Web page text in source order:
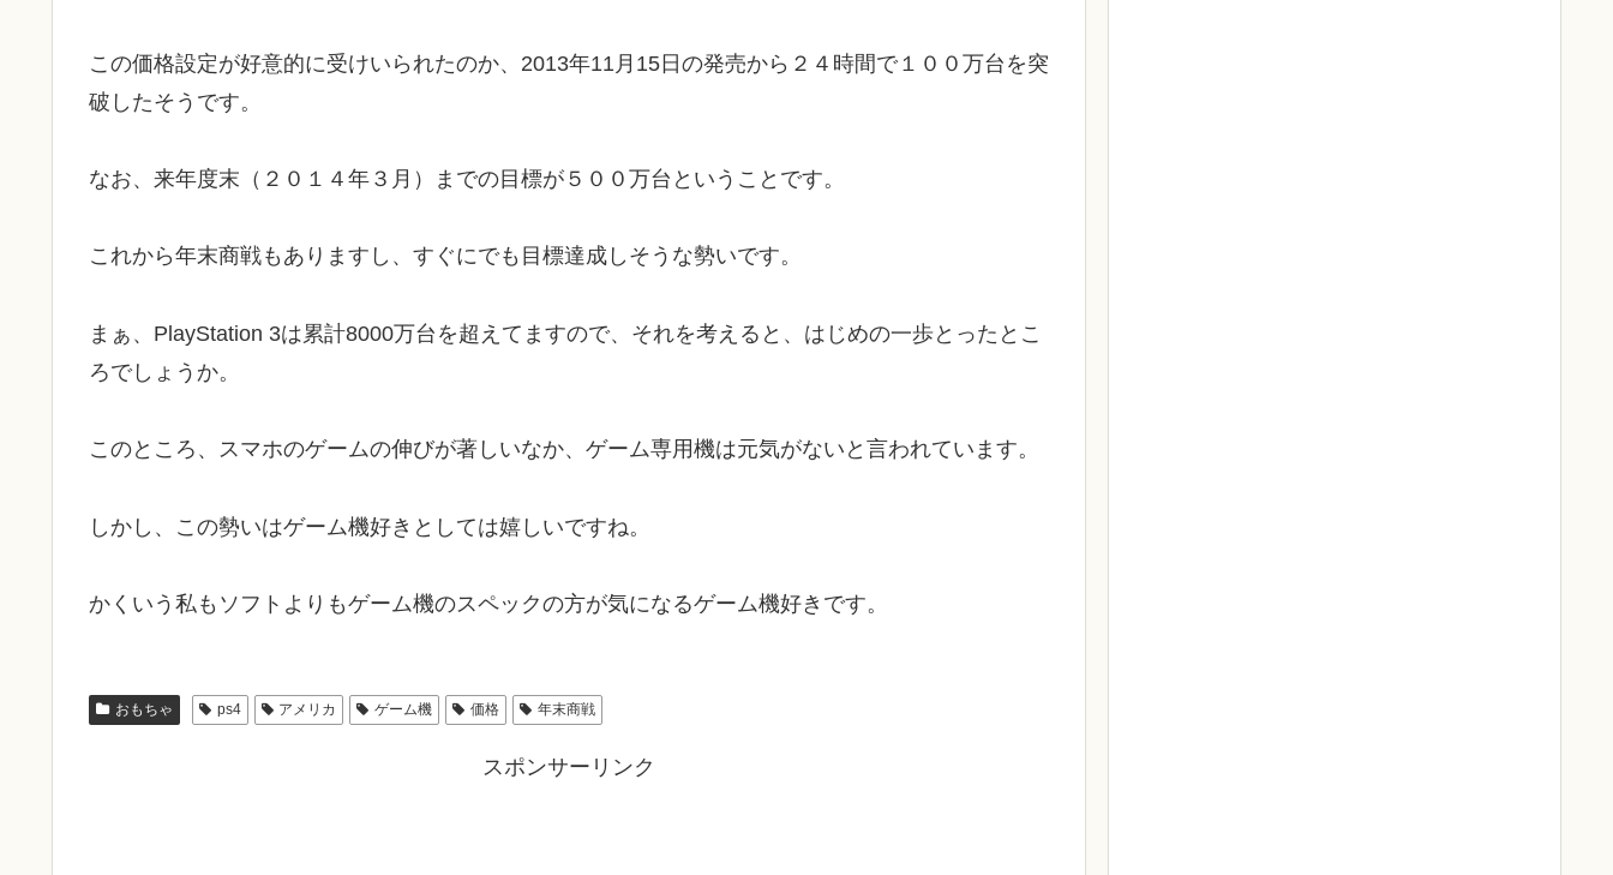
この価格設定が好意的に受けいられたのか、2013年11月15日の発売から２４時間で１００万台を突
破したそうです。
なお、来年度末（２０１４年３月）までの目標が５００万台ということです。
これから年末商戦もありますし、すぐにでも目標達成しそうな勢いです。
まぁ、PlayStation 3は累計8000万台を超えてますので、それを考えると、はじめの一歩とったとこ
ろでしょうか。
このところ、スマホのゲームの伸びが著しいなか、ゲーム専用機は元気がないと言われています。
しかし、この勢いはゲーム機好きとしては嬉しいですね。
かくいう私もソフトよりもゲーム機のスペックの方が気になるゲーム機好きです。
おもちゃ ps4 アメリカ ゲーム機 価格 年末商戦
スポンサーリンク